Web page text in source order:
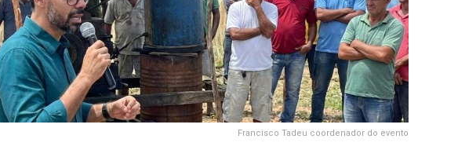
Francisco Tadeu coordenador do evento